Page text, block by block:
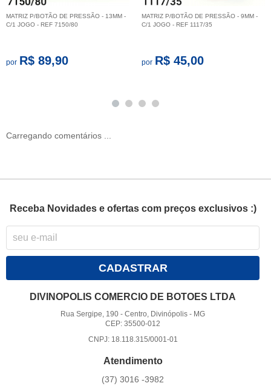
MATRIZ P/BOTÃO DE PRESSÃO - 13MM -
C/1 JOGO - REF 7150/80
por R$ 89,90
MATRIZ P/BOTÃO DE PRESSÃO - 9MM -
C/1 JOGO - REF 1117/35
por R$ 45,00
Carregando comentários ...
Receba Novidades e ofertas com preços exclusivos :)
CADASTRAR
DIVINOPOLIS COMERCIO DE BOTOES LTDA
Rua Sergipe, 190 -Centro, Divinópolis - MG
CEP: 35500-012
CNPJ: 18.118.315/0001-01
Atendimento
(37) 3016 -3982